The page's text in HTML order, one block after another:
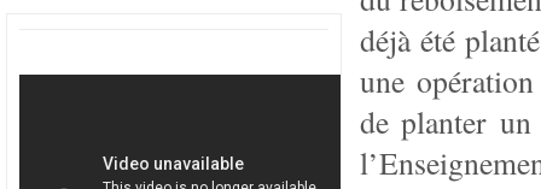
déjà été
une
de planter un